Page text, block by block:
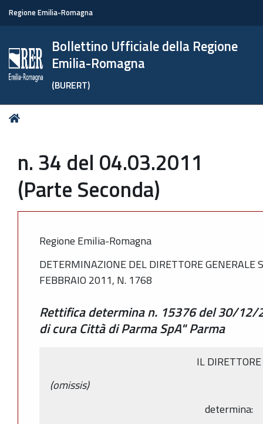
Regione Emilia-Romagna
Bollettino Ufficiale della Regione
Emilia-Romagna
(BURERT)
Tu
n. 34 del 04.03.2011
(Parte Seconda)
Regione Emilia-Romagna
DETERMINAZIONE DEL DIRETTORE GENERALE
FEBBRAIO 2011, N. 1768
Rettifica determina n. 15376 del 30/12/
di cura Città di Parma SpA" Parma
IL DIRETTORE
(omissis)
determina: